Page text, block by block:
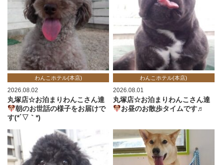
わんこホテル(本店)
2026.08.02
丸塚店☆お泊まりわんこさん達
朝のお世話の様子をお届けで
す(*´▽｀*)
わんこホテル(本店)
2026.08.01
丸塚店☆お泊まりわんこさん達
お昼のお散歩タイムです♬